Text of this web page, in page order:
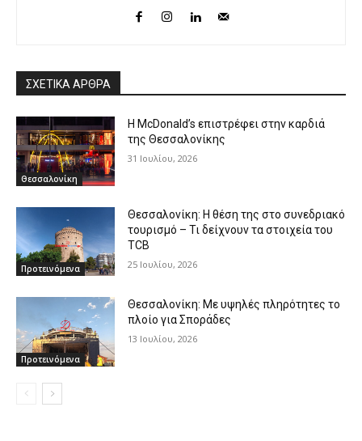
ΣΧΕΤΙΚΑ ΑΡΘΡΑ
Θεσσαλονίκη
Η McDonald’s επιστρέφει στην καρδιά
της Θεσσαλονίκης
31 Ιουλίου, 2026
Προτεινόμενα
Θεσσαλονίκη: Η θέση της στο συνεδριακό
τουρισμό – Τι δείχνουν τα στοιχεία του
TCB
25 Ιουλίου, 2026
Προτεινόμενα
Θεσσαλονίκη: Με υψηλές πληρότητες το
πλοίο για Σποράδες
13 Ιουλίου, 2026